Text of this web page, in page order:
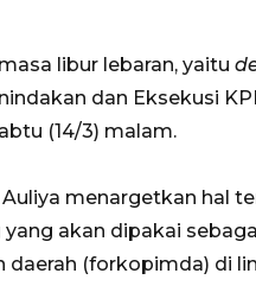
libur lebaran, yaitu
dan Eksekusi
(14/3) malam.
menargetkan hal
akan dipakai
(forkopimda) di